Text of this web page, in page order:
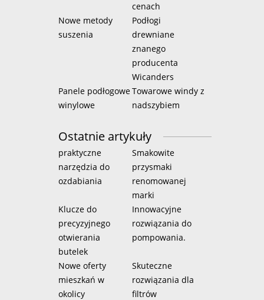
cenach
Nowe metody
suszenia
Podłogi
drewniane
znanego
producenta
Wicanders
Panele podłogowe
winylowe
Towarowe windy z
nadszybiem
Ostatnie artykuły
praktyczne
narzędzia do
ozdabiania
Smakowite
przysmaki
renomowanej
marki
Klucze do
precyzyjnego
otwierania
butelek
Innowacyjne
rozwiązania do
pompowania.
Nowe oferty
mieszkań w
okolicy
Skuteczne
rozwiązania dla
filtrów